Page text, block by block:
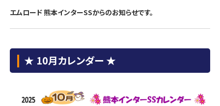
エムロード 熊本インターSSからのお知らせです。
★ 10月カレンダー ★